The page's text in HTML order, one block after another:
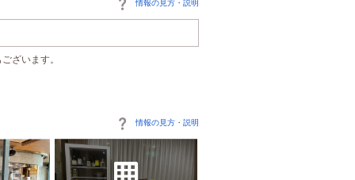
情報の見方・説明
ざいます。
情報の見方・説明